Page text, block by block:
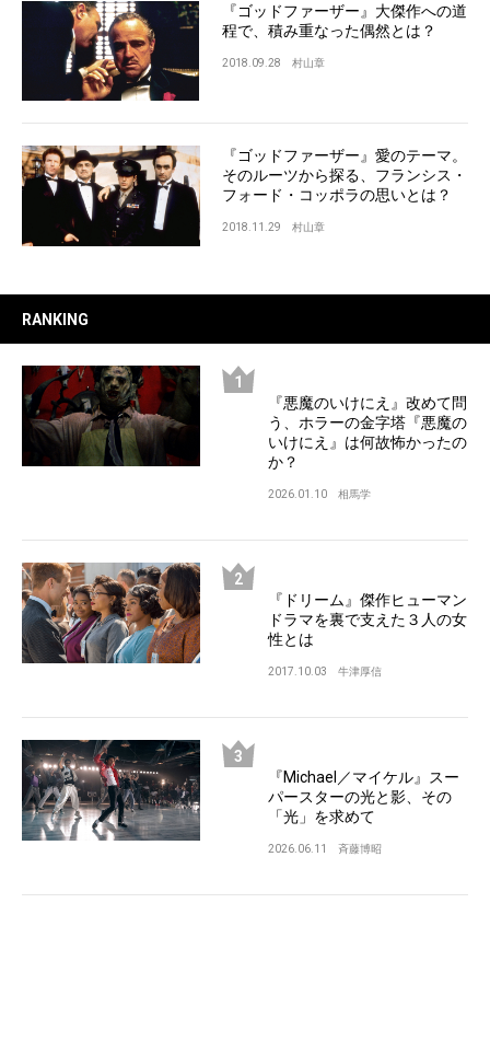
『ゴッドファーザー』大傑作への道
程で、積み重なった偶然とは？
2018.09.28 村山章
『ゴッドファーザー』愛のテーマ。
そのルーツから探る、フランシス・
フォード・コッポラの思いとは？
2018.11.29 村山章
RANKING
『悪魔のいけにえ』改めて問
う、ホラーの金字塔『悪魔の
いけにえ』は何故怖かったの
か？
2026.01.10 相馬学
『ドリーム』傑作ヒューマン
ドラマを裏で支えた３人の女
性とは
2017.10.03 牛津厚信
『Michael／マイケル』スー
パースターの光と影、その
「光」を求めて
2026.06.11 斉藤博昭